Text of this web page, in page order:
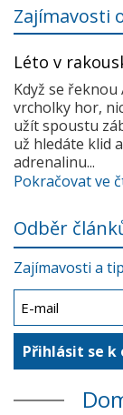
Zajímavosti
Léto v
Když se řeknou
vrcholky hor,
užít spoustu
už hledáte klid
adrenalinu...
Pokračovat ve
Odběr
Zajímavosti a